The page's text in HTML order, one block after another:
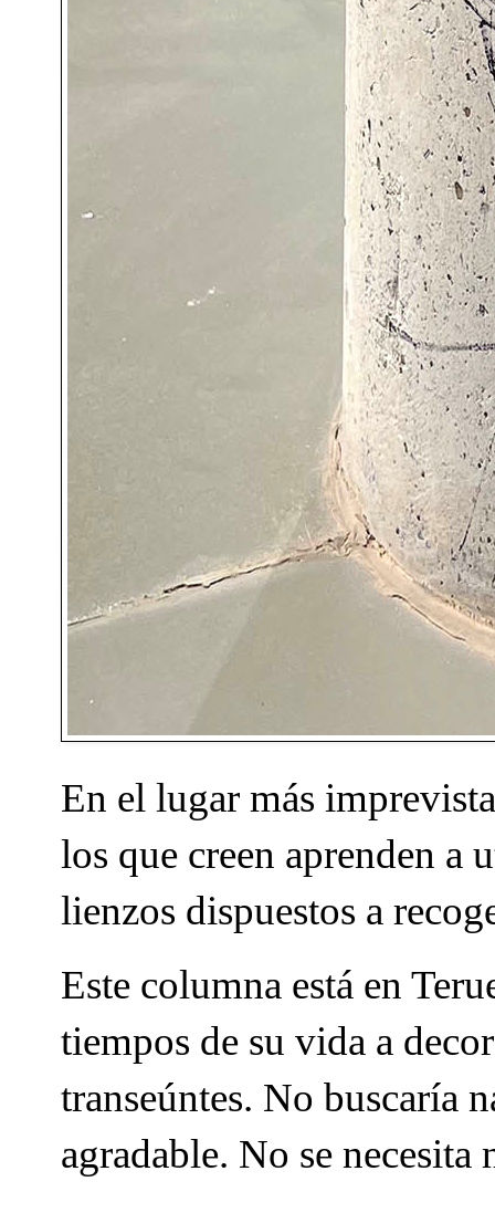
En el lugar más
los que creen aprenden a
lienzos dispuestos a
Este columna está en
tiempos de su vida a
transeúntes. No buscaría
agradable. No se necesita